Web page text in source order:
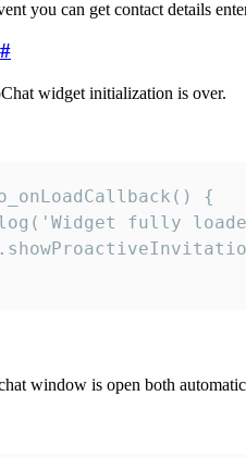
you can get contact details
#
widget initialization is over.
{
fully
window is open both